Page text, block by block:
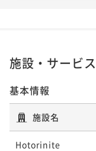
施設・サービス
基本情報
施設名
Hotorinite